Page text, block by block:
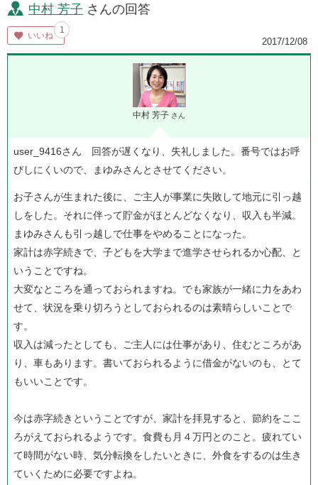
中村 芳子 さんの回答
いいね
1
2017/12/08
中村 芳子 さん
user_9416さん 回答が遅くなり、失礼しました。番号ではお呼
びしにくいので、まゆみさんとさせてください。
お子さんが生まれた後に、ご主人が事業に失敗して地元に引っ越
しをした。それに伴って貯金がほとんどなくなり、収入も半減。
まゆみさんも引っ越しで仕事をやめることになった。
家計は赤字続きで、子どもを大学まで進学させられるか心配、と
いうことですね。
大変なところを通っておられますね。でも家族が一緒に力をあわ
せて、状況を乗り切ろうとしておられるのは素晴らしいことで
す。
収入は減ったとしても、ご主人には仕事があり、住むところがあ
り、車もあります。書いておられるように借金がないのも、とて
もいいことです。
今は赤字続きということですが、家計を拝見すると、節約をここ
ろがえておられるようです。食費も月４万円とのこと。疲れてい
て時間がない時、気分転換をしたいときに、外食をするのは生き
ていくために必要ですよね。